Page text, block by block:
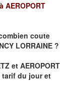
AEROPORT
coute
LORRAINE ?
et AEROPORT
tarif du jour et